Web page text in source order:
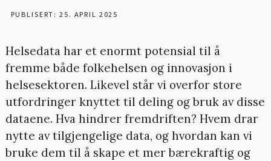
PUBLISERT: 25. APRIL 2025
Helsedata har et enormt potensial til å
fremme både folkehelsen og innovasjon i
helsesektoren. Likevel står vi overfor store
utfordringer knyttet til deling og bruk av disse
dataene. Hva hindrer fremdriften? Hvem drar
nytte av tilgjengelige data, og hvordan kan vi
bruke dem til å skape et mer bærekraftig og